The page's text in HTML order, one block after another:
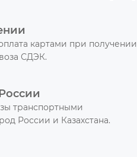
картами при получении
СДЭК.
транспортными
России и Казахстана.